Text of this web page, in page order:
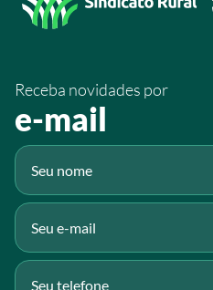
/SistemaFaeg
Fluig
Receba novidades por
e-mail